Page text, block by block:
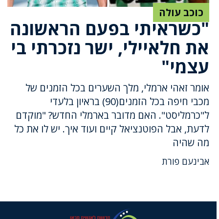
כוכב עולה
"כשראיתי בפעם הראשונה
את חלאיילי, ישר נזכרתי בי
עצמי"
אומר זאהי ארמלי, מלך השערים בכל הזמנים של
מכבי חיפה בכל הזמנים(90) בראיון בלעדי
ל"כרמליסט". האם מדובר בארמלי החדש? "מוקדם
לדעת, אבל הפוטנציאל קיים ועוד איך. יש לו את כל
מה שהיה
אבינעם פורת